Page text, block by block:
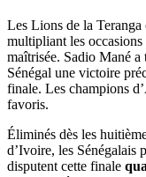
Les Lions de la
multipliant les
maîtrisée. Sadio Mané
Sénégal une victoire
finale. Les champions
favoris.
Éliminés dès les
d’Ivoire, les Sénégalais
disputent cette finale